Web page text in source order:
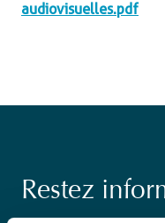
audiovisuelles.pdf
Restez